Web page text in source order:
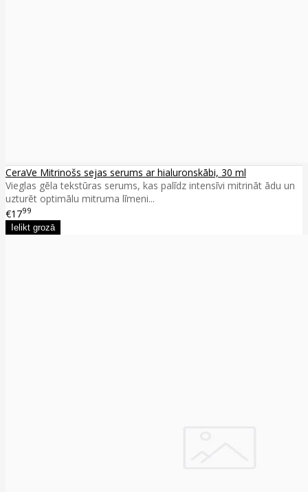
CeraVe Mitrinošs sejas serums ar hialuronskābi, 30 ml
Vieglas gēla tekstūras serums, kas palīdz intensīvi mitrināt ādu un
uzturēt optimālu mitruma līmeni...
€1799